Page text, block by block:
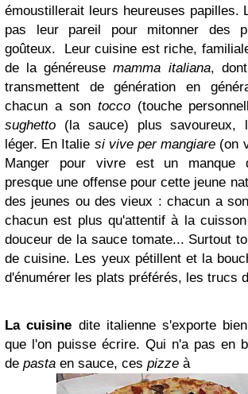
émoustillerait leurs heureuses papilles.
pas leur pareil pour mitonner des
goûteux.
Leur cuisine est riche,
de la généreuse mamma italiana,
transmettent de génération en
chacun a son tocco (touche
sughetto
(la sauce) plus savoureux,
léger. En Italie si vive per mangiare (on
Manger pour vivre est un manque
presque une offense pour cette jeune
des jeunes ou des vieux : chacun a
chacun est plus qu'attentif à la
douceur de la sauce tomate... Surtout
de cuisine. Les yeux pétillent et la
d'énumérer les plats préférés, les trucs
La cuisine dite italienne s'exporte
que l'on puisse écrire. Qui n'a pas en
de pasta en sauce, ces pizze à